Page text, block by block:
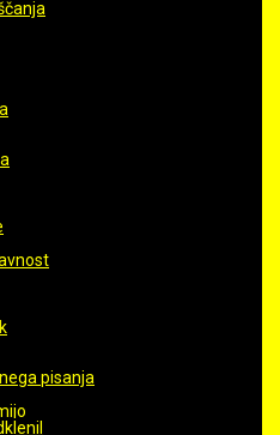
pisanja